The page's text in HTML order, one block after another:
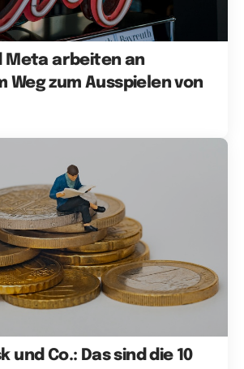
Meta arbeiten an
Weg zum Ausspielen von
und Co.: Das sind die 10